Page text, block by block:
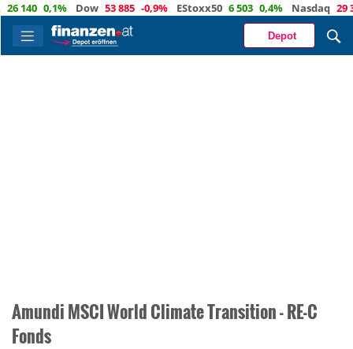
140 0,1% Dow 53 885 -0,9% EStoxx50 6 503 0,4% Nasdaq 29
Depot
Amundi MSCI World Climate Transition - RE-C
Fonds